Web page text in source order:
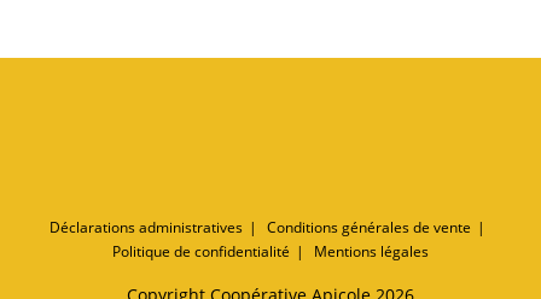
Déclarations administratives
Conditions générales de vente
Politique de confidentialité
Mentions légales